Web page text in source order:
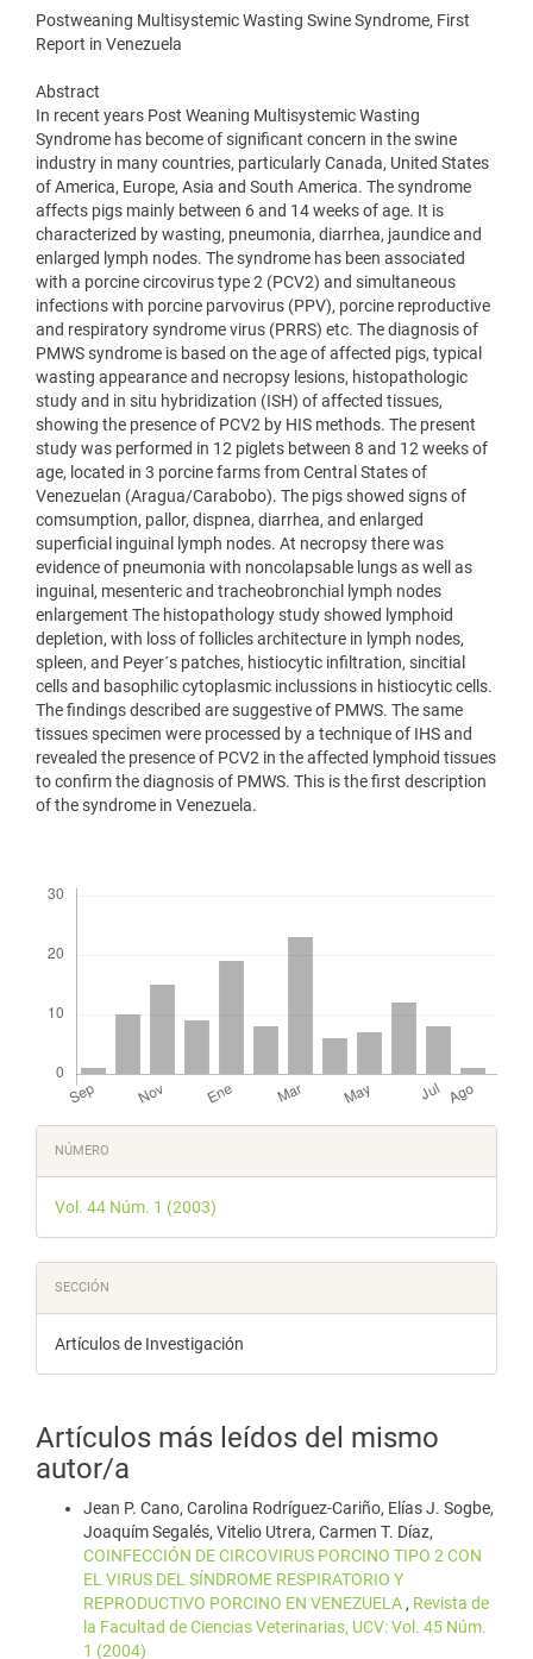
Postweaning Multisystemic Wasting Swine Syndrome, First
Report in Venezuela
Abstract
In recent years Post Weaning Multisystemic Wasting
Syndrome has become of significant concern in the swine
industry in many countries, particularly Canada, United States
of America, Europe, Asia and South America. The syndrome
affects pigs mainly between 6 and 14 weeks of age. It is
characterized by wasting, pneumonia, diarrhea, jaundice and
enlarged lymph nodes. The syndrome has been associated
with a porcine circovirus type 2 (PCV2) and simultaneous
infections with porcine parvovirus (PPV), porcine reproductive
and respiratory syndrome virus (PRRS) etc. The diagnosis of
PMWS syndrome is based on the age of affected pigs, typical
wasting appearance and necropsy lesions, histopathologic
study and in situ hybridization (ISH) of affected tissues,
showing the presence of PCV2 by HIS methods. The present
study was performed in 12 piglets between 8 and 12 weeks of
age, located in 3 porcine farms from Central States of
Venezuelan (Aragua/Carabobo). The pigs showed signs of
comsumption, pallor, dispnea, diarrhea, and enlarged
superficial inguinal lymph nodes. At necropsy there was
evidence of pneumonia with noncolapsable lungs as well as
inguinal, mesenteric and tracheobronchial lymph nodes
enlargement The histopathology study showed lymphoid
depletion, with loss of follicles architecture in lymph nodes,
spleen, and Peyer´s patches, histiocytic infiltration, sincitial
cells and basophilic cytoplasmic inclussions in histiocytic cells.
The findings described are suggestive of PMWS. The same
tissues specimen were processed by a technique of IHS and
revealed the presence of PCV2 in the affected lymphoid tissues
to confirm the diagnosis of PMWS. This is the first description
of the syndrome in Venezuela.
Detalles
del
artículo
NÚMERO
Vol. 44 Núm. 1 (2003)
SECCIÓN
Artículos de Investigación
Artículos más leídos del mismo
autor/a
Jean P. Cano, Carolina Rodríguez-Cariño, Elías J. Sogbe,
Joaquím Segalés, Vitelio Utrera, Carmen T. Díaz,
COINFECCIÓN DE CIRCOVIRUS PORCINO TIPO 2 CON
EL VIRUS DEL SÍNDROME RESPIRATORIO Y
REPRODUCTIVO PORCINO EN VENEZUELA , Revista de
la Facultad de Ciencias Veterinarias, UCV: Vol. 45 Núm.
1 (2004)